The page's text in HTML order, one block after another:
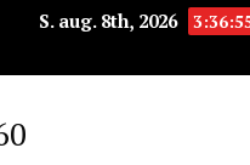
S. aug. 8th, 2026